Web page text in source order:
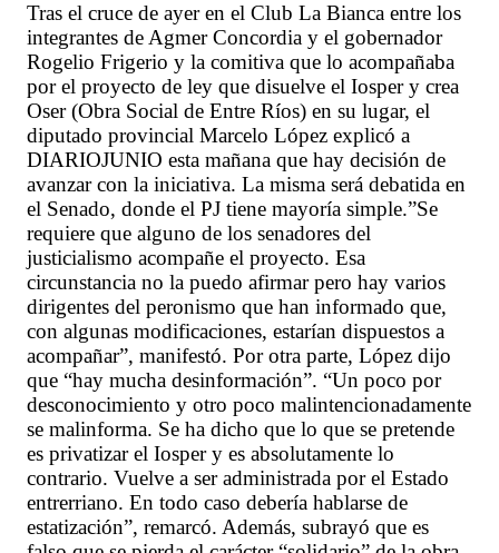
Tras el cruce de ayer en el Club La Bianca entre los
integrantes de Agmer Concordia y el gobernador
Rogelio Frigerio y la comitiva que lo acompañaba
por el proyecto de ley que disuelve el Iosper y crea
Oser (Obra Social de Entre Ríos) en su lugar, el
diputado provincial Marcelo López explicó a
DIARIOJUNIO esta mañana que hay decisión de
avanzar con la iniciativa. La misma será debatida en
el Senado, donde el PJ tiene mayoría simple.”Se
requiere que alguno de los senadores del
justicialismo acompañe el proyecto. Esa
circunstancia no la puedo afirmar pero hay varios
dirigentes del peronismo que han informado que,
con algunas modificaciones, estarían dispuestos a
acompañar”, manifestó. Por otra parte, López dijo
que “hay mucha desinformación”. “Un poco por
desconocimiento y otro poco malintencionadamente
se malinforma. Se ha dicho que lo que se pretende
es privatizar el Iosper y es absolutamente lo
contrario. Vuelve a ser administrada por el Estado
entrerriano. En todo caso debería hablarse de
estatización”, remarcó. Además, subrayó que es